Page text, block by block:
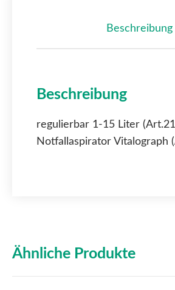
Beschreibung
Beschreibung
regulierbar 1-15 Liter
Notfallaspirator Vitalograph
Ähnliche Produkte